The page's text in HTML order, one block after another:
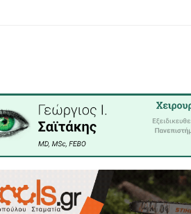
1.075
στη